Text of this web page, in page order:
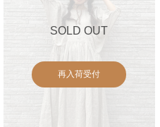
SOLD OUT
再入荷受付